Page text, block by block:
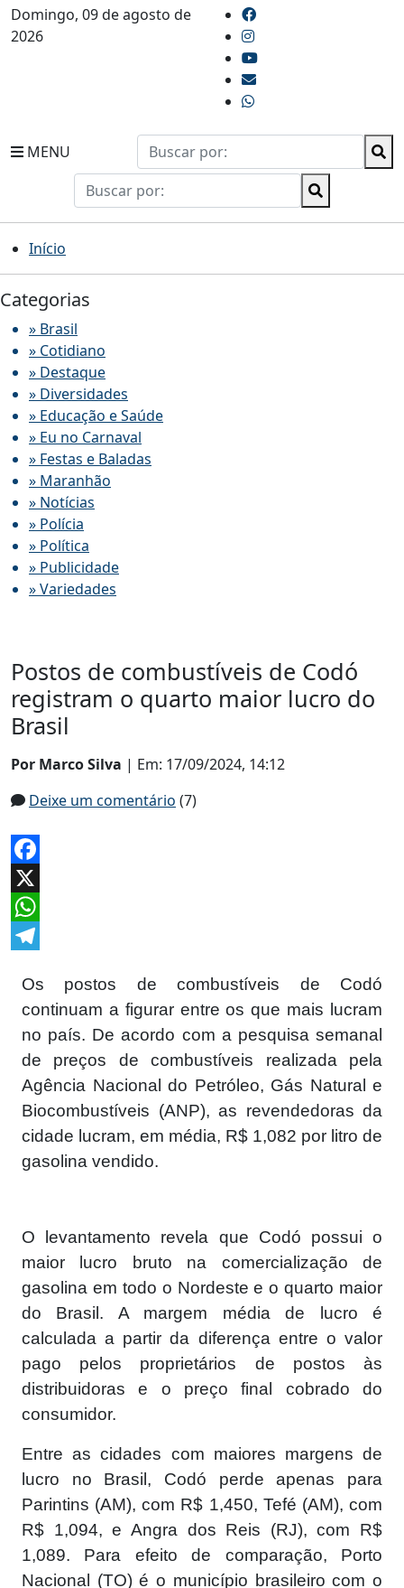
Domingo, 09 de agosto de
2026
MENU
Início
Categorias
» Brasil
» Cotidiano
» Destaque
» Diversidades
» Educação e Saúde
» Eu no Carnaval
» Festas e Baladas
» Maranhão
» Notícias
» Polícia
» Política
» Publicidade
» Variedades
Postos de combustíveis de Codó
registram o quarto maior lucro do
Brasil
Por Marco Silva | Em: 17/09/2024, 14:12
Deixe um comentário (7)
Facebook
X
WhatsApp
Os postos de combustíveis de Codó
continuam a figurar entre os que mais lucram
no país. De acordo com a pesquisa semanal
de preços de combustíveis realizada pela
Agência Nacional do Petróleo, Gás Natural e
Biocombustíveis (ANP), as revendedoras da
cidade lucram, em média, R$ 1,082 por litro de
gasolina vendido.
O levantamento revela que Codó possui o
maior lucro bruto na comercialização de
gasolina em todo o Nordeste e o quarto maior
do Brasil. A margem média de lucro é
calculada a partir da diferença entre o valor
pago pelos proprietários de postos às
distribuidoras e o preço final cobrado do
consumidor.
Entre as cidades com maiores margens de
lucro no Brasil, Codó perde apenas para
Parintins (AM), com R$ 1,450, Tefé (AM), com
R$ 1,094, e Angra dos Reis (RJ), com R$
1,089. Para efeito de comparação, Porto
Nacional (TO) é o município brasileiro com o